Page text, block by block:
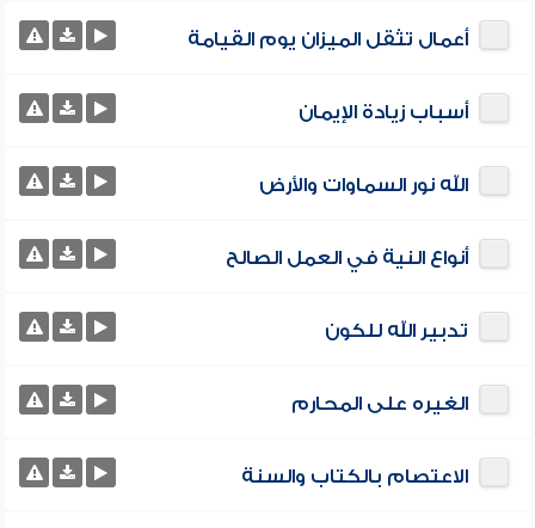
أعمال تثقل الميزان يوم القيامة
أسباب زيادة الإيمان
الله نور السماوات والأرض
أنواع النية في العمل الصالح
تدبير الله للكون
الغيره على المحارم
الاعتصام بالكتاب والسنة